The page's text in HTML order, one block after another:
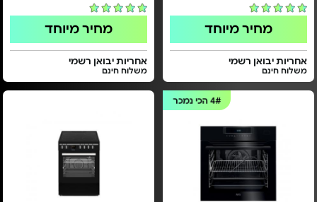
מחיר מיוחד
אחריות יבואן רשמי
משלוח חינם
מחיר מיוחד
אחריות יבואן רשמי
משלוח חינם
4#הכי נמכר